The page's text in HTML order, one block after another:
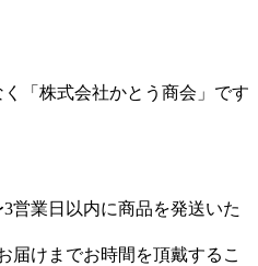
「株式会社かとう商会」です
営業日以内に商品を発送いた
届けまでお時間を頂戴するこ